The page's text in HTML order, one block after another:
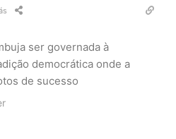
ser governada à
democrática onde a
de sucesso